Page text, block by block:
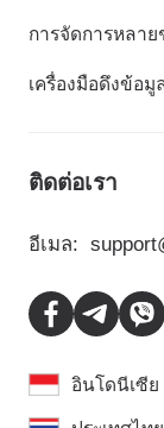
การจัดการหลาย
เครื่องมือดึงข้อมู
ติดต่อเรา
อีเมล:
อินโดนีเซีย